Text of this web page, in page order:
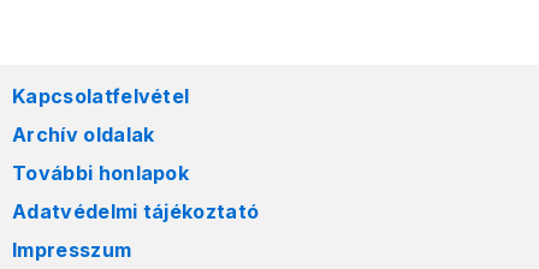
Kapcsolatfelvétel
Archív oldalak
További honlapok
Adatvédelmi tájékoztató
Impresszum